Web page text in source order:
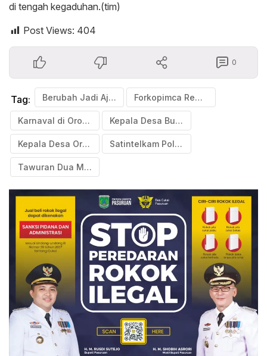
di tengah kegaduhan.(tim)
Post Views: 404
0
Tag: Berubah Jadi Ajang Chaos Forkopimca Rembang
Karnaval di Oro-oro Ombo Kulon Kepala Desa Bungkam
Kepala Desa Oro-oro Ombo Kulon Satintelkam Polres Pasuruan
Tawuran Dua Malam Berturut